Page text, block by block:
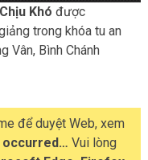
hd2160
hd2160
hd1440
highres
hd1080
hd720
large
medium
small
tiny
Khó được
trong khóa tu an
Vân, Bình Chánh
để duyệt Web, xem
Vui lòng